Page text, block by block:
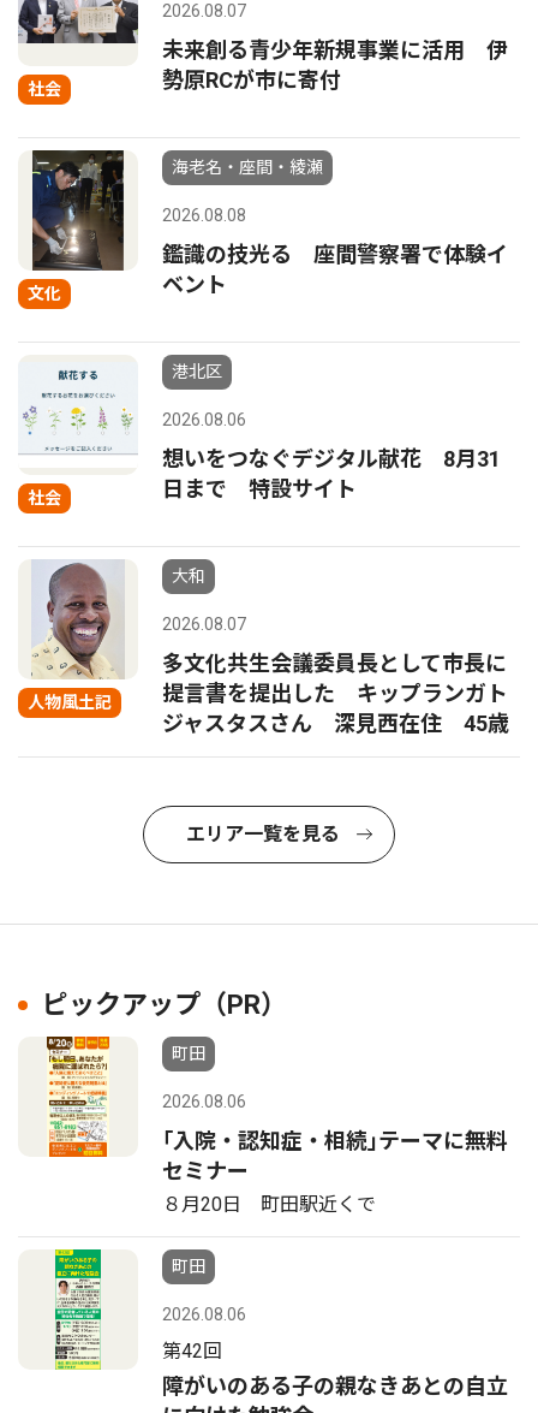
社会
2026.08.07
未来創る青少年新規事業に活用 伊
勢原RCが市に寄付
文化
海老名・座間・綾瀬
2026.08.08
鑑識の技光る 座間警察署で体験イ
ベント
社会
港北区
2026.08.06
想いをつなぐデジタル献花 8月31
日まで 特設サイト
人物風土記
大和
2026.08.07
多文化共生会議委員長として市長に
提言書を提出した キップランガト
ジャスタスさん 深見西在住 45歳
エリア一覧を見る
ピックアップ（PR）
町田
2026.08.06
｢入院・認知症・相続｣テーマに無料
セミナー
８月20日 町田駅近くで
町田
2026.08.06
第42回
障がいのある子の親なきあとの自立